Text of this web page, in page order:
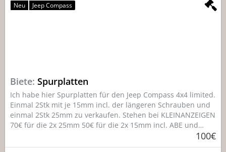
Neu Jeep Compass
Biete Spurplatten
Ich habe hier Spurplatten für den Jeep Compass 4x4 limited.
Einmal 2Stk mit je 15mm incl. der längeren Schrauben und
einmal 2Stk 25mm zu verkaufen. Stehen bei KLEINANZEIGEN
70€ für die 2x 25mm 50€ für die 2x 15mm incl. ABE und…
100€